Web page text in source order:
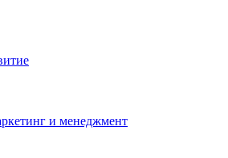
и менеджмент